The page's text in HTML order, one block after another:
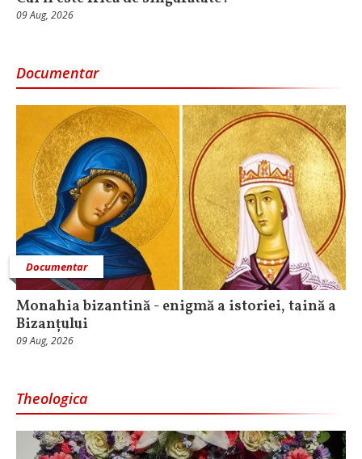
09 Aug, 2026
Documentar
Documentar
Monahia bizantină - enigmă a istoriei, taină a
Bizanțului
09 Aug, 2026
Theologica